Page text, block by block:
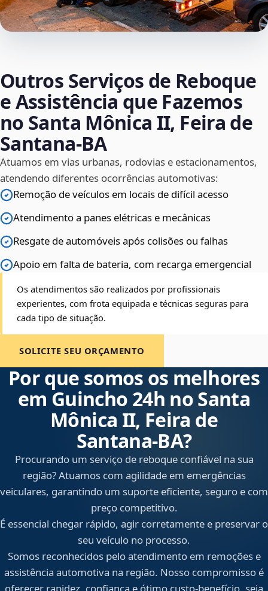
Outros Serviços de Reboque
e Assistência que Fazemos
no Santa Mônica II, Feira de
Santana‑BA
Atuamos em vias urbanas, rodovias e estacionamentos,
atendendo diferentes ocorrências automotivas:
Remoção de veículos em locais de difícil acesso
Atendimento a panes elétricas e mecânicas
Resgate de automóveis após colisões ou falhas
Apoio em falta de bateria, com recarga emergencial
Os atendimentos são realizados por profissionais
experientes, com frota equipada e técnicas seguras para
cada tipo de situação.
SOLICITE SEU ORÇAMENTO
Por que somos os melhores
em Guincho 24h no Santa
Mônica II, Feira de
Santana‑BA?
Procurando um serviço de reboque confiável na sua
região? Atuamos com agilidade em emergências
veiculares, garantindo um suporte eficiente, seguro e com
preço competitivo.
É essencial chegar rápido, agir corretamente e preservar o
seu veículo no processo.
Somos reconhecidos pelo atendimento em remoções e
assistência automotiva na região. Nosso compromisso é